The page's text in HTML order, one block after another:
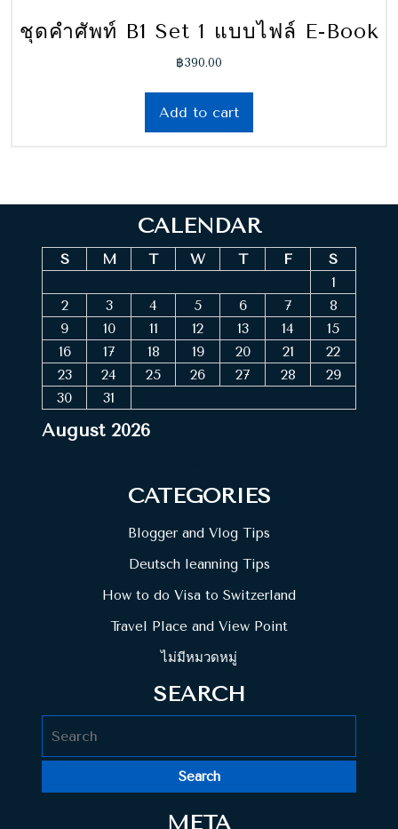
ชุดคำศัพท์ B1 Set 1 แบบไฟล์ E-Book
฿390.00
Add to cart
CALENDAR
August 2026
S M T W T F
S
1
2
3 4 5 6 7
8
9
10 11 12 13 14
15
16
17 18 19 20 21
22
23
24 25 26 27 28
29
30
31
CATEGORIES
Blogger and Vlog Tips
Deutsch leanning Tips
How to do Visa to Switzerland
Travel Place and View Point
ไม่มีหมวดหมู่
SEARCH
META